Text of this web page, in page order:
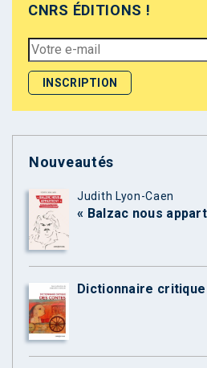
CNRS ÉDITIONS !
Nouveautés
Judith Lyon-Caen
« Balzac nous
Dictionnaire